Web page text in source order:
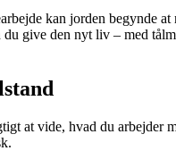
kan jorden begynde
give den nyt liv – med
at vide, hvad du